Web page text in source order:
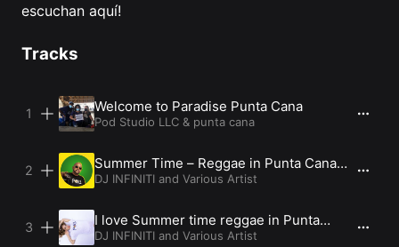
escuchan aquí!
Tracks
Welcome to Paradise Punta Cana
Pod Studio LLC & punta cana
Summer Time – Reggae in Punta Cana
(Reggae vers1)
DJ INFINITI and Various Artist
I love Summer time reggae in Punta
Cana
DJ INFINITI and Various Artist